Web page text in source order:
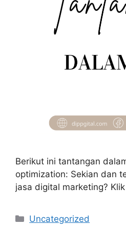
Berikut ini tantangan
optimization: Sekian dan
jasa digital marketing?
Uncategorized